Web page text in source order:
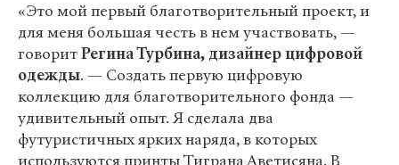
«Это мой первый благотворительный проект, и
для меня большая честь в нем участвовать, —
говоритРегина Турбина, дизайнер цифровой
одежды. — Создать первую цифровую
коллекцию для благотворительного фонда —
удивительный опыт. Я сделала два
футуристичных ярких наряда, в которых